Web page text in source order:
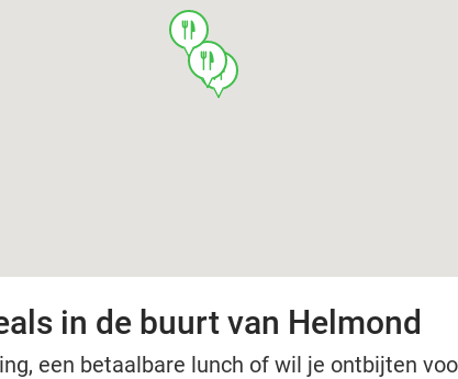
food
food
food
in de buurt van Helmond
een betaalbare lunch of wil je ontbijten